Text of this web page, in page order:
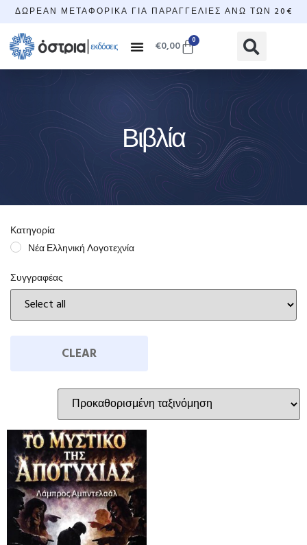
ΔΩΡΕΆΝ ΜΕΤΑΦΟΡΙΚΆ ΓΙΑ ΠΑΡΑΓΓΕΛΊΕΣ ΆΝΩ ΤΩΝ 20€
€0,00 0
Βιβλία
Κατηγορία
Νέα Ελληνική Λογοτεχνία
Συγγραφέας
CLEAR